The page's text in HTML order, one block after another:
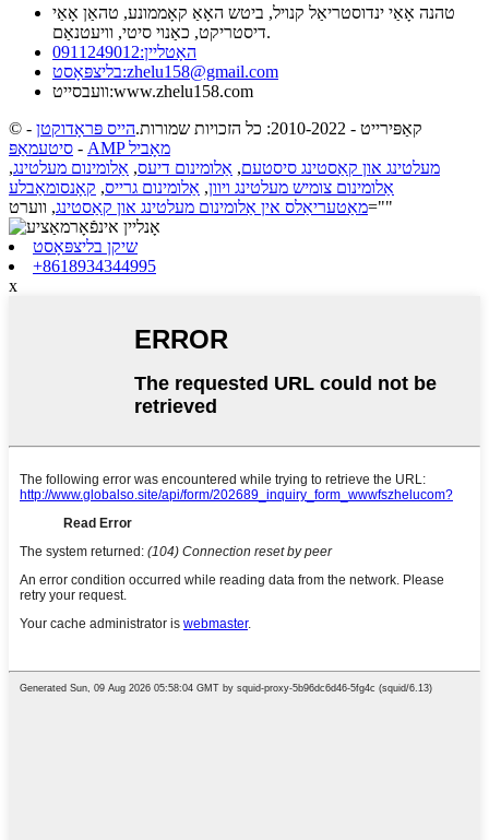
טהנה אָאַי ינדוסטריאַל קנויל, ביטש האָאַ קאָממונע, טהאַן אָאַי
דיסטריקט, כאַנוי סיטי, וויעטנאַם.
האָטליין:0911249012
בליצפּאָסט:zhelu158@gmail.com
וועבסייט:www.zhelu158.com
© קאַפּירייט - 2010-2022: כל הזכויות שמורות.
הייס פּראָדוקטן -
סיטעמאַפּ -
AMP מאָביל
מעלטינג און קאַסטינג סיסטעם, אַלומינום דיעס, אַלומינום מעלטינג,
אַלומינום צומיש מעלטינג ויוון, אַלומינום גרייס, קאָנסומאַבלע
מאַטעריאַלס אין אַלומינום מעלטינג און קאַסטינג, ווערט=""
שיקן בליצפּאָסט
+8618934344995
x